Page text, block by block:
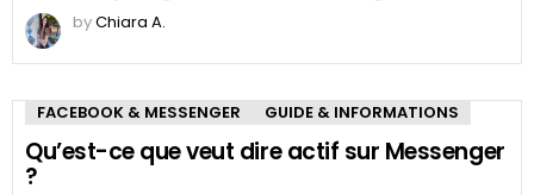
byChiara A.
FACEBOOK & MESSENGER GUIDE & INFORMATIONS
Qu’est-ce que veut dire actif sur Messenger
?